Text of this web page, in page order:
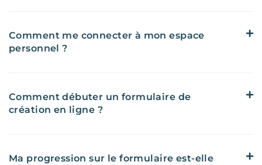
Comment me connecter à mon espace
personnel ?
Comment débuter un formulaire de
création en ligne ?
Ma progression sur le formulaire est-elle